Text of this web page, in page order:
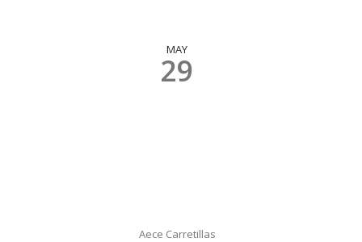
MAY
29
Aece Carretillas